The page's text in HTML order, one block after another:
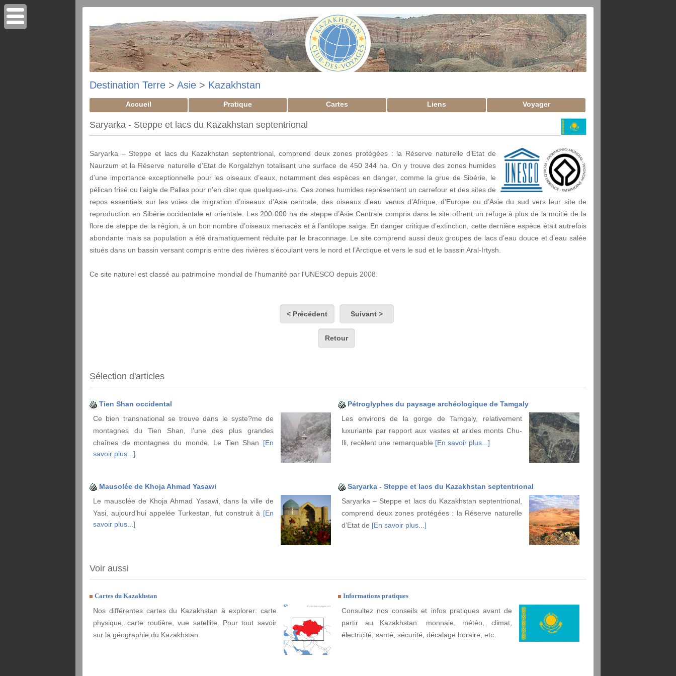
Destination Terre > Asie > Kazakhstan
Accueil Pratique Cartes Liens Voyager
Saryarka - Steppe et lacs du Kazakhstan septentrional
Saryarka – Steppe et lacs du Kazakhstan septentrional, comprend deux zones protégées : la Réserve naturelle d’Etat de
Naurzum et la Réserve naturelle d’Etat de Korgalzhyn totalisant une surface de 450 344 ha. On y trouve des zones humides
d’une importance exceptionnelle pour les oiseaux d’eaux, notamment des espèces en danger, comme la grue de Sibérie, le
pélican frisé ou l’aigle de Pallas pour n’en citer que quelques-uns. Ces zones humides représentent un carrefour et des sites de
repos essentiels sur les voies de migration d’oiseaux d’Asie centrale, des oiseaux d’eau venus d’Afrique, d’Europe ou d’Asie du sud vers leur site de
reproduction en Sibérie occidentale et orientale. Les 200 000 ha de steppe d’Asie Centrale compris dans le site offrent un refuge à plus de la moitié de la
flore de steppe de la région, à un bon nombre d’oiseaux menacés et à l’antilope saïga. En danger critique d’extinction, cette dernière espèce était autrefois
abondante mais sa population a été dramatiquement réduite par le braconnage. Le site comprend aussi deux groupes de lacs d’eau douce et d’eau salée
situés dans un bassin versant compris entre des rivières s’écoulant vers le nord et l’Arctique et vers le sud et le bassin Aral-Irtysh.
Ce site naturel est classé au patrimoine mondial de l'humanité par l'UNESCO depuis 2008.
< Précédent Suivant >
Retour
Sélection d'articles
Tien Shan occidental
Ce bien transnational se trouve dans le syste?me de
montagnes du Tien Shan, l'une des plus grandes
chaînes de montagnes du monde. Le Tien Shan [En
savoir plus...]
Pétroglyphes du paysage archéologique de Tamgaly
Les environs de la gorge de Tamgaly, relativement
luxuriante par rapport aux vastes et arides monts Chu-
Ili, recèlent une remarquable [En savoir plus...]
Mausolée de Khoja Ahmad Yasawi
Le mausolée de Khoja Ahmad Yasawi, dans la ville de
Yasi, aujourd’hui appelée Turkestan, fut construit à [En
savoir plus...]
Saryarka - Steppe et lacs du Kazakhstan septentrional
Saryarka – Steppe et lacs du Kazakhstan septentrional,
comprend deux zones protégées : la Réserve naturelle
d’Etat de [En savoir plus...]
Voir aussi
Cartes du Kazakhstan
Nos différentes cartes du Kazakhstan à explorer: carte
physique, carte routière, vue satellite. Pour tout savoir
sur la géographie du Kazakhstan.
Informations pratiques
Consultez nos conseils et infos pratiques avant de
partir au Kazakhstan: monnaie, météo, climat,
électricité, santé, sécurité, décalage horaire, etc.